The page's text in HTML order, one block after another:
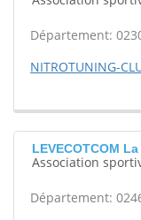
Département:
NITROTUNING-
LEVECOTCOM
Association
Département: